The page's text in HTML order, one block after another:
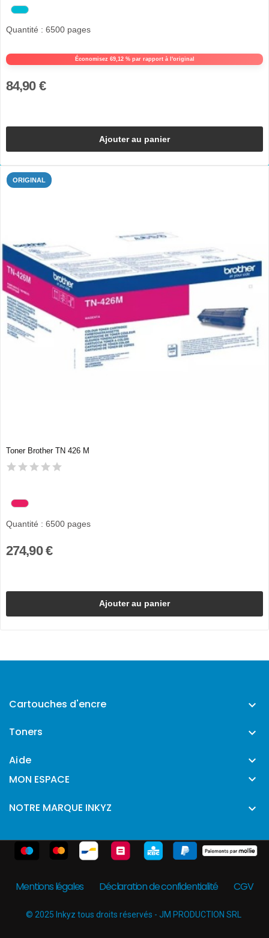
Économisez 69,12 % par rapport à l'original
Quantité : 6500 pages
84,90 €
Ajouter au panier
ORIGINAL
Toner Brother TN 426 M
Quantité : 6500 pages
274,90 €
Ajouter au panier
Cartouches d'encre 
Toners 
Aide 
MON ESPACE 
NOTRE MARQUE INKYZ 
Mentions légales Déclaration de confidentialité CGV
© 2025 Inkyz tous droits réservés - JM PRODUCTION SRL